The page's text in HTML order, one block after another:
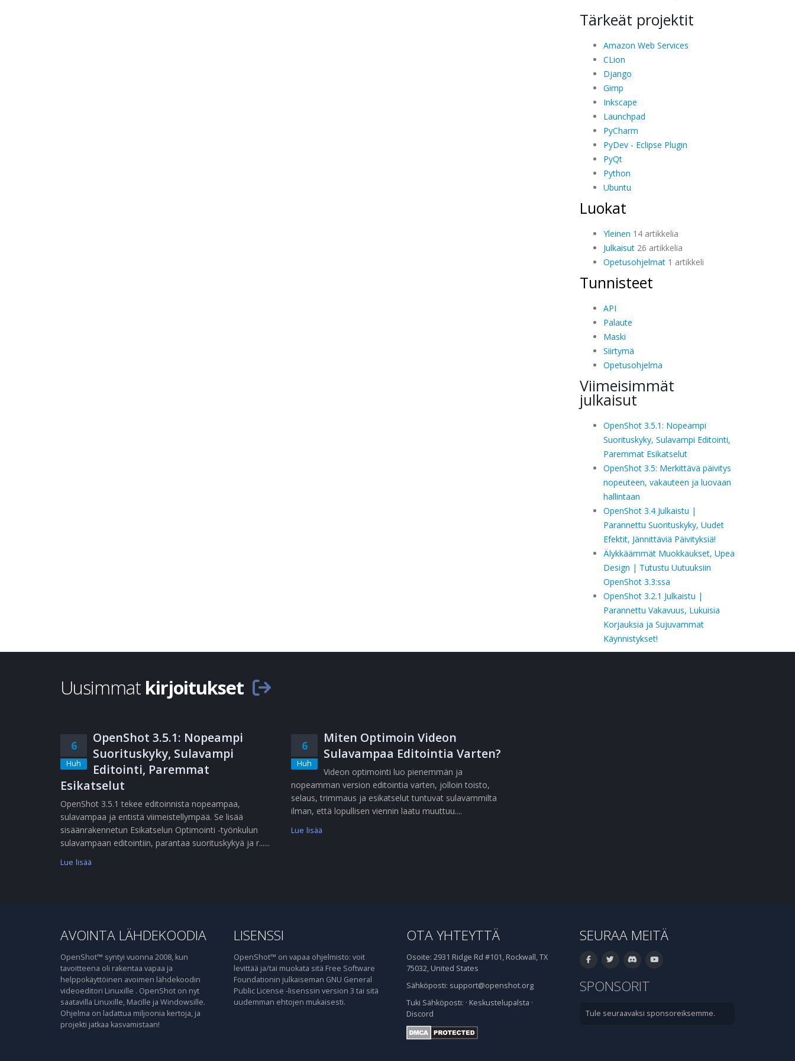
Tärkeät projektit
Amazon Web Services
CLion
Django
Gimp
Inkscape
Launchpad
PyCharm
PyDev - Eclipse Plugin
PyQt
Python
Ubuntu
Luokat
Yleinen 14 artikkelia
Julkaisut26 artikkelia
Opetusohjelmat1 artikkeli
Tunnisteet
API
Palaute
Maski
Siirtymä
Opetusohjelma
Viimeisimmät
julkaisut
OpenShot 3.5.1: Nopeampi
Suorituskyky, Sulavampi Editointi,
Paremmat Esikatselut
OpenShot 3.5: Merkittävä päivitys
nopeuteen, vakauteen ja luovaan
hallintaan
OpenShot 3.4 Julkaistu |
Parannettu Suorituskyky, Uudet
Efektit, Jännittäviä Päivityksiä!
Älykkäämmät Muokkaukset, Upea
Design | Tutustu Uutuuksiin
OpenShot 3.3:ssa
OpenShot 3.2.1 Julkaistu |
Parannettu Vakavuus, Lukuisia
Korjauksia ja Sujuvammat
Käynnistykset!
Uusimmat kirjoitukset
6
Huh
OpenShot 3.5.1: Nopeampi
Suorituskyky, Sulavampi
Editointi, Paremmat
Esikatselut
OpenShot 3.5.1 tekee editoinnista nopeampaa,
sulavampaa ja entistä viimeistellympää. Se lisää
sisäänrakennetun Esikatselun Optimointi -työnkulun
sulavampaan editointiin, parantaa suorituskykyä ja r......
Lue lisää
6
Huh
Miten Optimoin Videon
Sulavampaa Editointia Varten?
Videon optimointi luo pienemmän ja
nopeamman version editointia varten, jolloin toisto,
selaus, trimmaus ja esikatselut tuntuvat sulavammilta
ilman, että lopullisen viennin laatu muuttuu....
Lue lisää
AVOINTA LÄHDEKOODIA
OpenShot™ syntyi vuonna 2008, kun
tavoitteena oli rakentaa vapaa ja
helppokäyttöinen avoimen lähdekoodin
videoeditori Linuxille . OpenShot on nyt
saatavilla Linuxille, Macille ja Windowsille.
Ohjelma on ladattua miljoonia kertoja, ja
projekti jatkaa kasvamistaan!
LISENSSI
OpenShot™ on vapaa ohjelmisto: voit
levittää ja/tai muokata sitä Free Software
Foundationin julkaiseman GNU General
Public License -lisenssin version 3 tai sitä
uudemman ehtojen mukaisesti.
OTA YHTEYTTÄ
Osoite: 2931 Ridge Rd #101, Rockwall, TX
75032, United States
Sähköposti: support@openshot.org
Tuki Sähköposti: · Keskustelupalsta ·
Discord
SEURAA MEITÄ
SPONSORIT
Tule seuraavaksi sponsoreiksemme.